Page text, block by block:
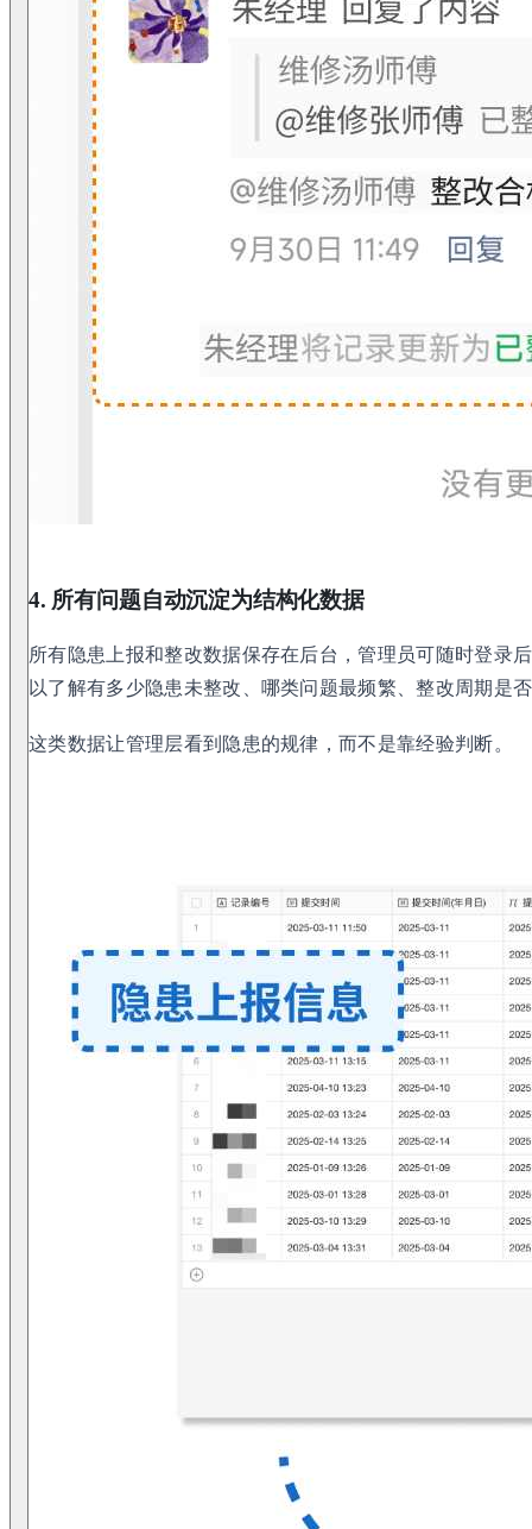
4. 所有问题自动沉淀为结构化数据
所有隐患上报和整改数据保存在后台，管理员可随时登录
以了解有多少隐患未整改、哪类问题最频繁、整改周期是
这类数据让管理层看到隐患的规律，而不是靠经验判断。